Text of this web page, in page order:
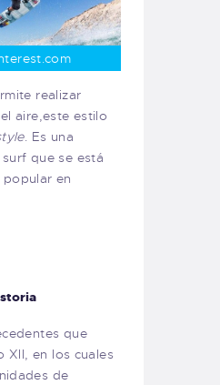
realizar
aire,este estilo
. Es una
que se está
en
que
XII, en los cuales
de